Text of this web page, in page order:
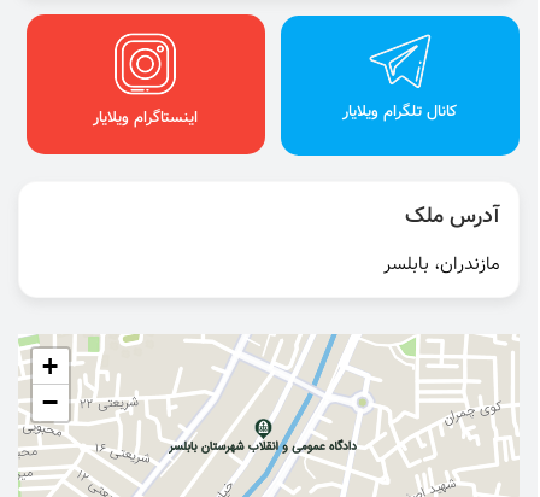
کانال تلگرام ویلایار اینستاگرام ویلایار
آدرس ملک
مازندران، بابلسر
+
−